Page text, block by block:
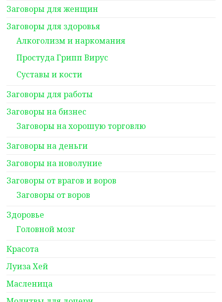
Заговоры для женщин
Заговоры для здоровья
Алкоголизм и наркомания
Простуда Грипп Вирус
Суставы и кости
Заговоры для работы
Заговоры на бизнес
Заговоры на хорошую торговлю
Заговоры на деньги
Заговоры на новолуние
Заговоры от врагов и воров
Заговоры от воров
Здоровье
Головной мозг
Красота
Луиза Хей
Масленица